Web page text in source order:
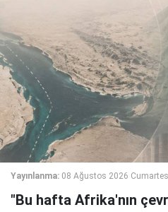
Yayınlanma: 08 Ağustos 2026
"Bu hafta Afrika'nın